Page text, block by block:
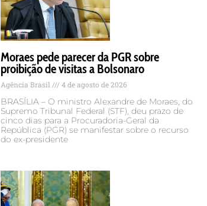
Moraes pede parecer da PGR sobre
proibição de visitas a Bolsonaro
Agência Brasil 4 de agosto de 2026
BRASÍLIA – O ministro Alexandre de Moraes, do
Supremo Tribunal Federal (STF), deu prazo de
cinco dias para a Procuradoria-Geral da
República (PGR) se manifestar sobre o recurso
do ex-presidente